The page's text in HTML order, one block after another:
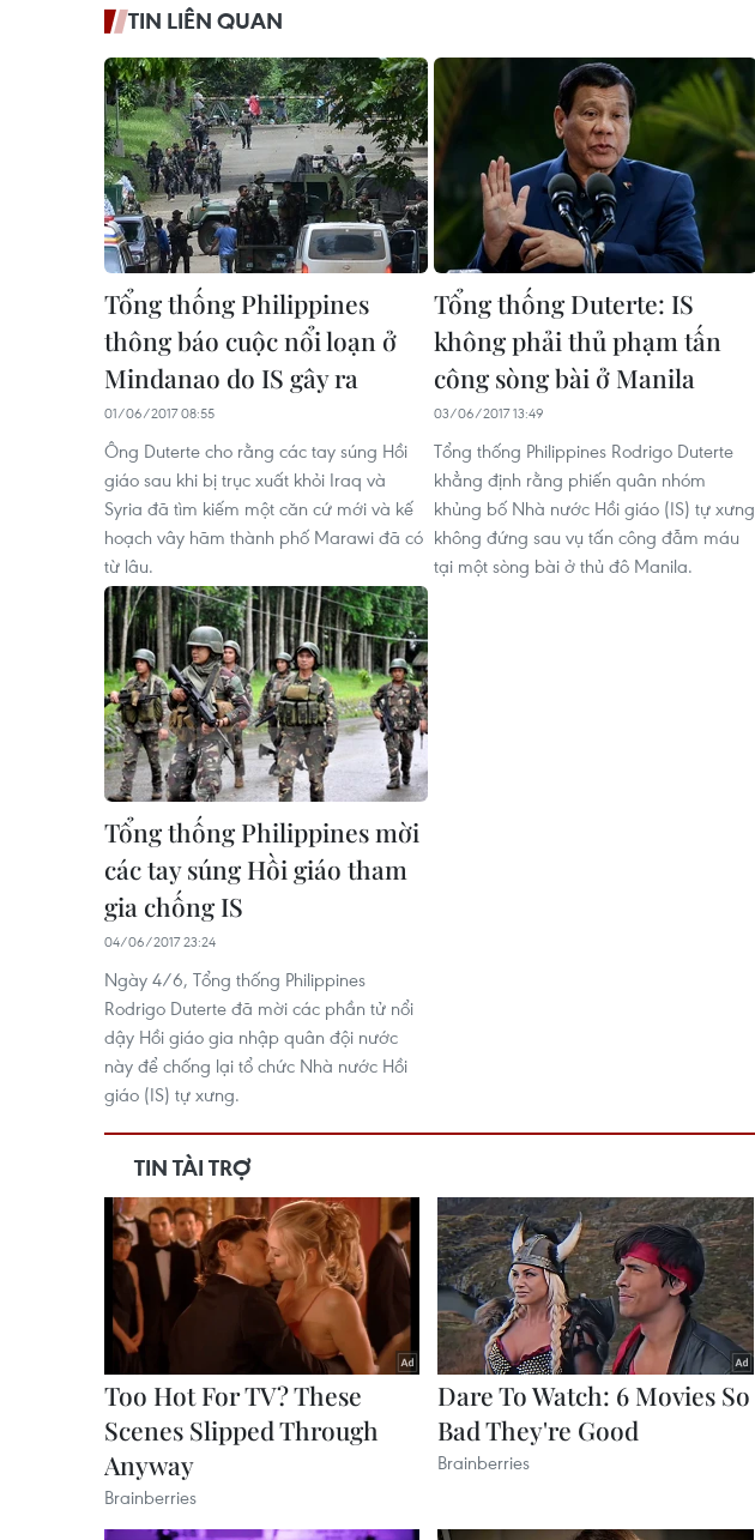
TIN LIÊN QUAN
Tổng thống Philippines
thông báo cuộc nổi loạn ở
Mindanao do IS gây ra
01/06/2017 08:55
Ông Duterte cho rằng các tay súng Hồi
giáo sau khi bị trục xuất khỏi Iraq và
Syria đã tìm kiếm một căn cứ mới và kế
hoạch vây hãm thành phố Marawi đã có
từ lâu.
Tổng thống Duterte: IS
không phải thủ phạm tấn
công sòng bài ở Manila
03/06/2017 13:49
Tổng thống Philippines Rodrigo Duterte
khẳng định rằng phiến quân nhóm
khủng bố Nhà nước Hồi giáo (IS) tự xưng
không đứng sau vụ tấn công đẫm máu
tại một sòng bài ở thủ đô Manila.
Tổng thống Philippines mời
các tay súng Hồi giáo tham
gia chống IS
04/06/2017 23:24
Ngày 4/6, Tổng thống Philippines
Rodrigo Duterte​ đã mời các phần tử nổi
dậy Hồi giáo gia nhập quân đội nước
này để chống lại tổ chức Nhà nước Hồi
giáo (IS) tự xưng.